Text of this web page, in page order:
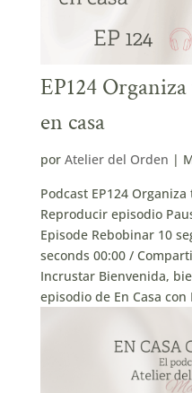
EP124
en casa
por Atelier del Orden |
Podcast EP124
Reproducir episodio
Episode Rebobinar 10
seconds 00:00 /
Incrustar Bienvenida,
episodio de ⁠En Casa con